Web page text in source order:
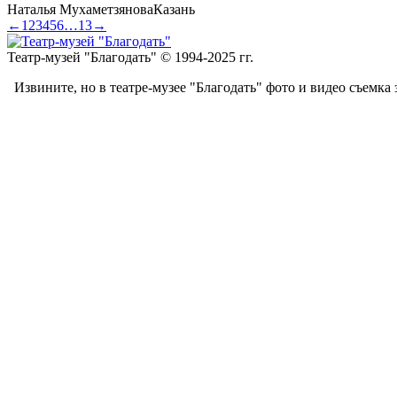
Наталья МухаметзяноваКазань
← 1 23456…13→
Театр-музей "Благодать" © 1994-2025 гг.
Извините, но в театре-музее "Благодать" фото и видео